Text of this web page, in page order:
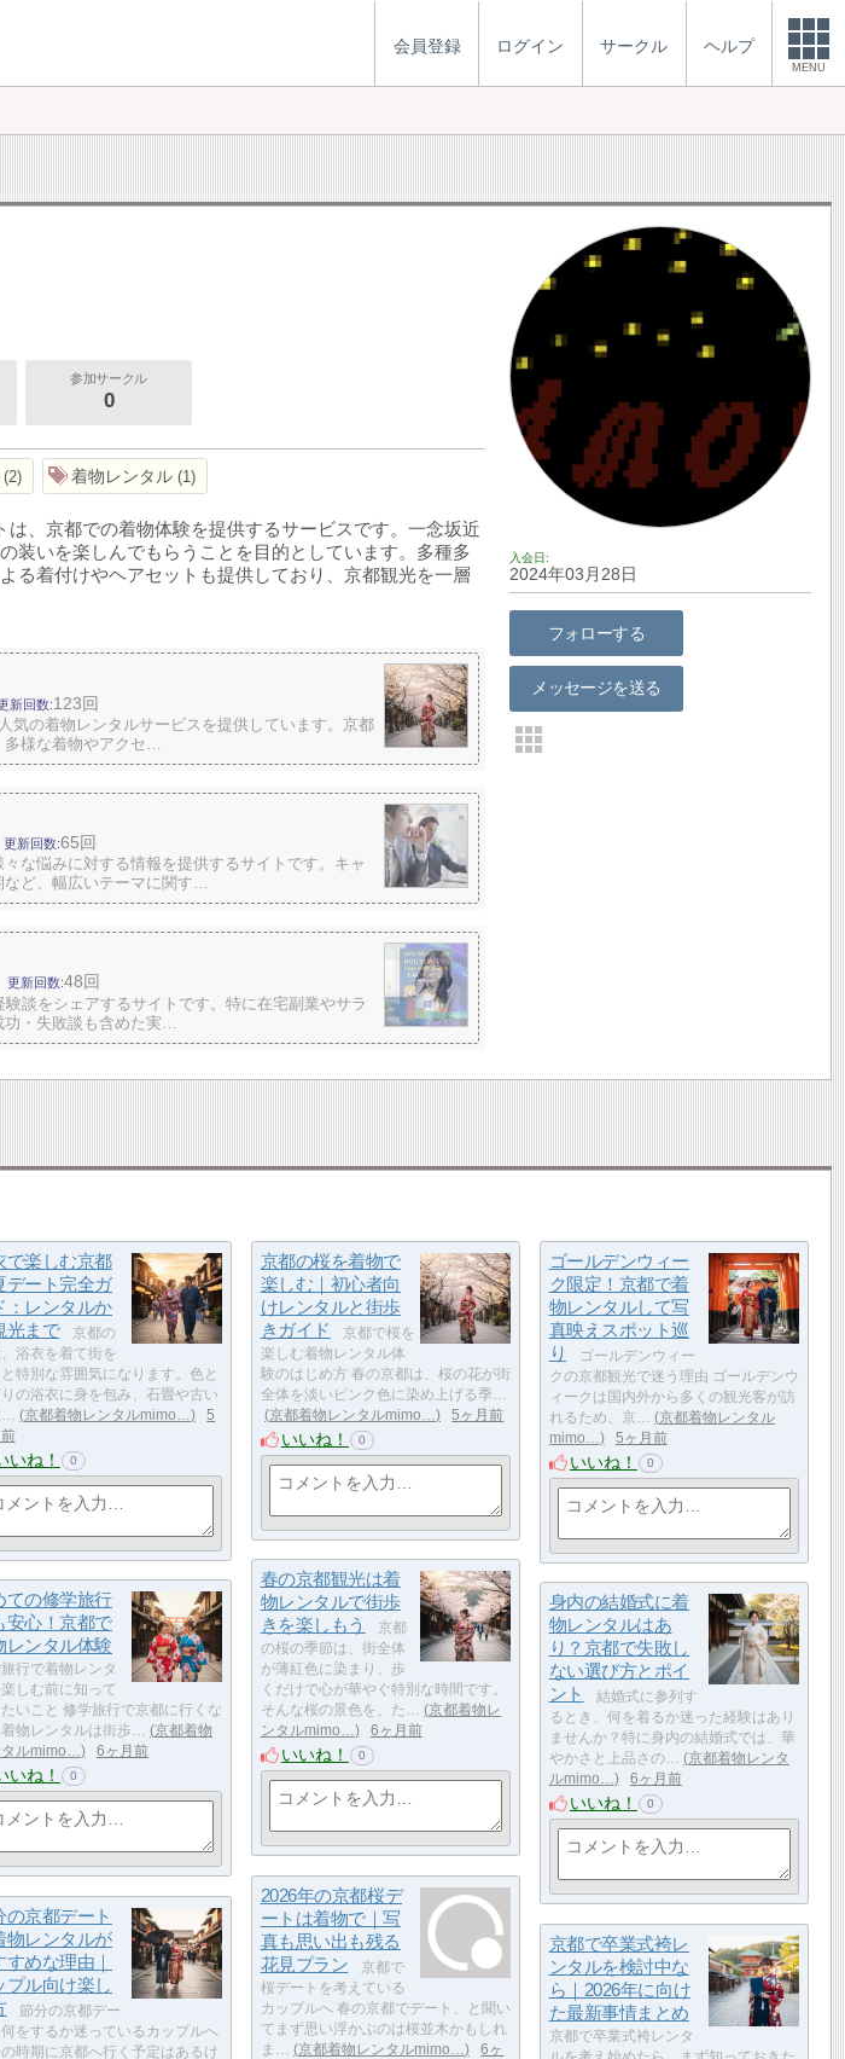
会員登録 ログイン サークル ヘルプ
MENU
参加サークル
0
入会日
2024年03月28日
フォローする
メッセージを送る
2 着物レンタル 1
、京都での着物体験を提供するサービスです。一念坂近
装いを楽しんでもらうことを目的としています。多種多
る着付けやヘアセットも提供しており、京都観光を一層
新回数 123回
気の着物レンタルサービスを提供しています。京都
多様な着物やアクセ…
更新回数 65回
な悩みに対する情報を提供するサイトです。キャ
など、幅広いテーマに関す…
更新回数 48回
談をシェアするサイトです。特に在宅副業やサラ
・失敗談も含めた実…
で楽しむ京都
デート完全ガ
：レンタルか
光まで
京都の
浴衣を着て街を
特別な雰囲気になります。色と
りの浴衣に身を包み、石畳や古い
京都着物レンタルmimo…
5
いね！ 0
京都の桜を着物で
楽しむ｜初心者向
けレンタルと街歩
きガイド
京都で桜を
楽しむ着物レンタル体
験のはじめ方 春の京都は、桜の花が街
全体を淡いピンク色に染め上げる季…
京都着物レンタルmimo…
5ヶ月前
いいね！ 0
ゴールデンウィー
ク限定！京都で着
物レンタルして写
真映えスポット巡
り
ゴールデンウィー
クの京都観光で迷う理由 ゴールデンウ
ィークは国内外から多くの観光客が訪
れるため、京…
京都着物レンタル
mimo…
5ヶ月前
いいね！ 0
春の京都観光は着
物レンタルで街歩
きを楽しもう
京都
の桜の季節は、街全体
が薄紅色に染まり、歩
くだけで心が華やぐ特別な時間です。
そんな桜の景色を、た…
京都着物レ
ンタルmimo…
6ヶ月前
いいね！ 0
ての修学旅行
安心！京都で
レンタル体験
行で着物レンタ
楽しむ前に知って
いこと 修学旅行で京都に行くな
着物レンタルは街歩…
京都着物
タルmimo…
6ヶ月前
いね！ 0
身内の結婚式に着
物レンタルはあ
り？京都で失敗し
ない選び方とポイ
ント
結婚式に参列す
るとき、何を着るか迷った経験はあり
ませんか？特に身内の結婚式では、華
やかさと上品さの…
京都着物レンタ
ルmimo…
6ヶ月前
いいね！ 0
2026年の京都桜デ
ートは着物で｜写
真も思い出も残る
花見プラン
京都で
桜デートを考えている
カップルへ 春の京都でデート、と聞い
てまず思い浮かぶのは桜並木かもしれ
ま…
京都着物レンタルmimo…
6ヶ
の京都デート
物レンタルが
すめな理由｜
プル向け楽し
節分の京都デー
何をするか迷っているカップルへ
時期に京都へ行く予定はあるけ
京都で卒業式袴レ
ンタルを検討中な
ら｜2026年に向け
た最新事情まとめ
京都で卒業式袴レンタ